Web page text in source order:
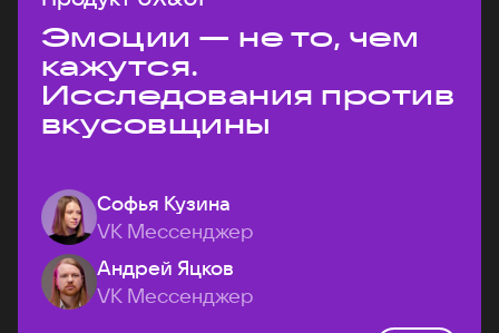
Эмоции — не то, чем
кажутся.
Исследования против
вкусовщины
Софья Кузина
VK Мессенджер
Андрей Яцков
VK Мессенджер